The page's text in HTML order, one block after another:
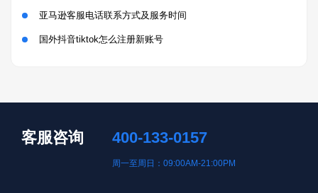
亚马逊客服电话联系方式及服务时间
国外抖音tiktok怎么注册新账号
客服咨询 400-133-0157
周一至周日：09:00AM-21:00PM